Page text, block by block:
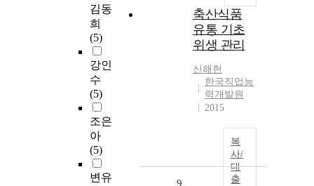
김동
희
(5)
강인
수
(5)
조은
아
(5)
변유
축산식품
유통 기초
위생 관리
신해헌
한국직업능
력개발원
2015
복
사/
대
출
9